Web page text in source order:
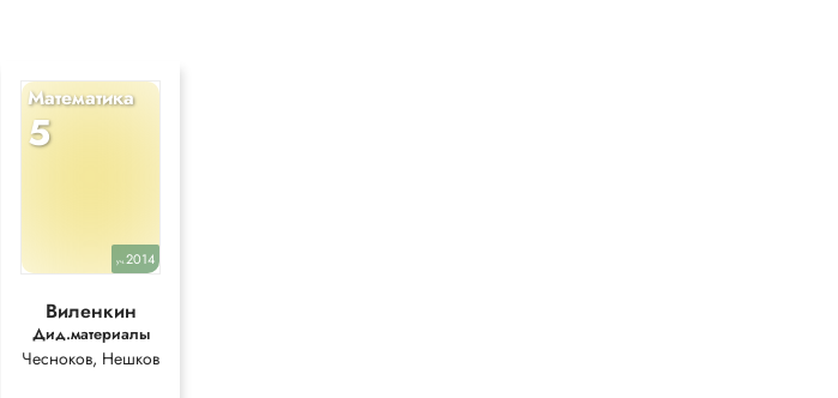
Математика
5
уч.2014
Виленкин
Дид.материалы
Чесноков, Нешков